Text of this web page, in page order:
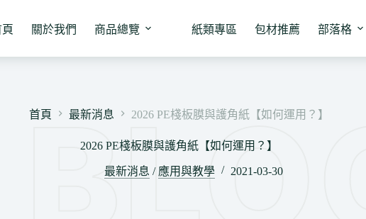
關於我們 商品總覽 紙類專區 包材推薦 部落格
首頁 最新消息 2026 PE棧板膜與護角紙【如何運用？】
2026 PE棧板膜與護角紙【如何運用？】
最新消息 / 應用與教學 2021-03-30